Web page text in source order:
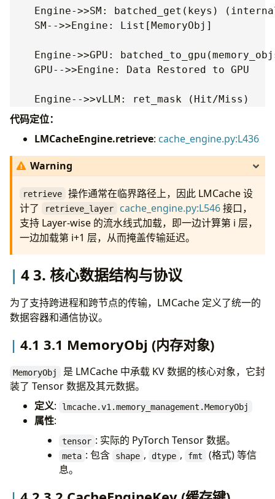
Engine->>SM: batched_get(keys)
    SM-->>Engine: List[MemoryObj]
Engine->>GPU:
    GPU-->>Engine: Data Restored to GPU
代码定位：
LMCacheEngine.retrieve: cache_engine.py:L436
Warning
retrieve
操作通常在临界路径上，因此 LMCache 设
计了
retrieve_layer cache_engine.py:L546接口，
支持 Layer-wise 的流水线式加载，即一边计算第 i 层，
一边加载第 i+1 层，从而掩盖传输延迟。
4 3. 核心数据结构与协议
为了支持跨进程和跨节点的传输，LMCache 定义了统一的
数据容器和通信协议。
4.1 3.1 MemoryObj (内存对象)
MemoryObj
是 LMCache 中承载 KV 数据的核心对象，它封
装了 Tensor 数据及其元数据。
定义: lmcache.v1.memory_management.MemoryObj
属性:
tensor : 实际的 PyTorch Tensor 数据。
meta : 包含 shape , dtype , fmt
(格式) 等信
息。